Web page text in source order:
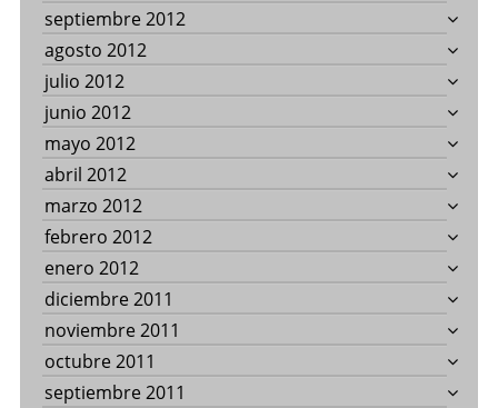
septiembre 2012
agosto 2012
julio 2012
junio 2012
mayo 2012
abril 2012
marzo 2012
febrero 2012
enero 2012
diciembre 2011
noviembre 2011
octubre 2011
septiembre 2011